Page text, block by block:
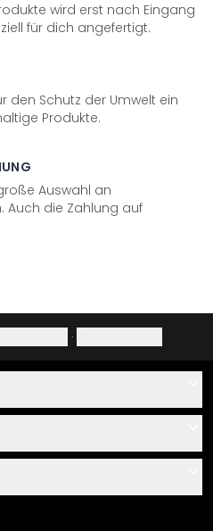
wird erst nach Eingang
für dich angefertigt.
den Schutz der Umwelt ein
Produkte.
Auswahl an
Auch die Zahlung auf
·